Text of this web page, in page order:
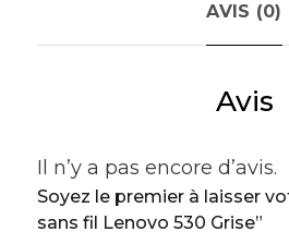
AVIS (0)
Avis
Il n’y a pas encore d’avis.
Soyez le premier à laisser
sans fil Lenovo 530 Grise”